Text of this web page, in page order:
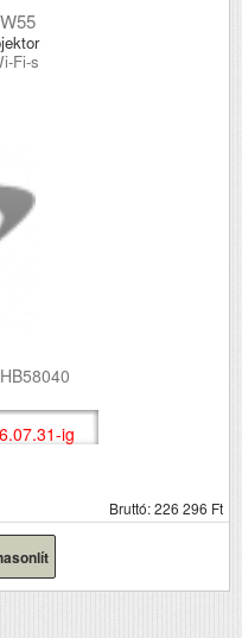
Fi-s
ig
Bruttó: 226 296 Ft